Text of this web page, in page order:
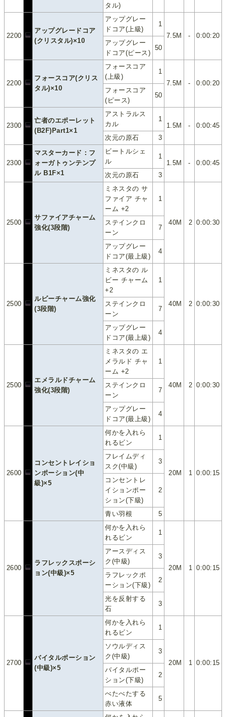
タル)
2200
アップグレードコア
(クリスタル)×10
アップグレー
ドコア(上級)
1
7.5M
-
0:00:20
アップグレー
ドコア(ピース)
50
2200
フォースコア(クリス
タル)×10
フォースコア
(上級)
1
7.5M
-
0:00:20
フォースコア
(ピース)
50
2300
亡者のエポーレット
(B2F)Part1×1
アストラルス
カル
1
1.5M
-
0:00:45
次元の原石
3
2300
マスターカード：フ
ォーガトゥンテンプ
ル B1F×1
ビートルシェ
ル
1
1.5M
-
0:00:45
次元の原石
3
2500
サファイアチャーム
強化(3段階)
ミネスタの サ
ファイア チャ
ーム +2
1
40M 2 0:00:30
ステインクロ
ーン
7
アップグレー
ドコア(最上級)
4
2500
ルビーチャーム強化
(3段階)
ミネスタの ル
ビー チャーム
+2
1
40M 2 0:00:30
ステインクロ
ーン
7
アップグレー
ドコア(最上級)
4
2500
エメラルドチャーム
強化(3段階)
ミネスタの エ
メラルド チャ
ーム +2
1
40M 2 0:00:30
ステインクロ
ーン
7
アップグレー
ドコア(最上級)
4
2600
コンセントレイショ
ンポーション(中
級)×5
何かを入れら
れるビン
1
20M 1 0:00:15
フレイムディ
スク(中級)
3
コンセントレ
イションポー
ション(下級)
2
青い羽根 5
2600
ラフレックスポーシ
ョン(中級)×5
何かを入れら
れるビン
1
20M 1 0:00:15
アースディス
ク(中級)
3
ラフレックポ
ーション(下級)
2
光を反射する
石
3
2700
バイタルポーション
(中級)×5
何かを入れら
れるビン
1
20M 1 0:00:15
ソウルディス
ク(中級)
3
バイタルポー
ション(下級)
2
べたべたする
赤い液体
5